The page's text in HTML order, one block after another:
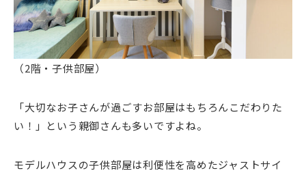
（2階・子供部屋）
「大切なお子さんが過ごすお部屋はもちろんこだわりた
い！」という親御さんも多いですよね。
モデルハウスの子供部屋は利便性を高めたジャストサイ